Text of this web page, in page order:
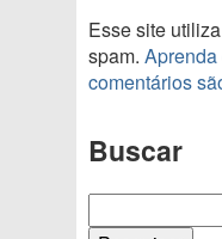
Esse site
spam.
comentários
Buscar